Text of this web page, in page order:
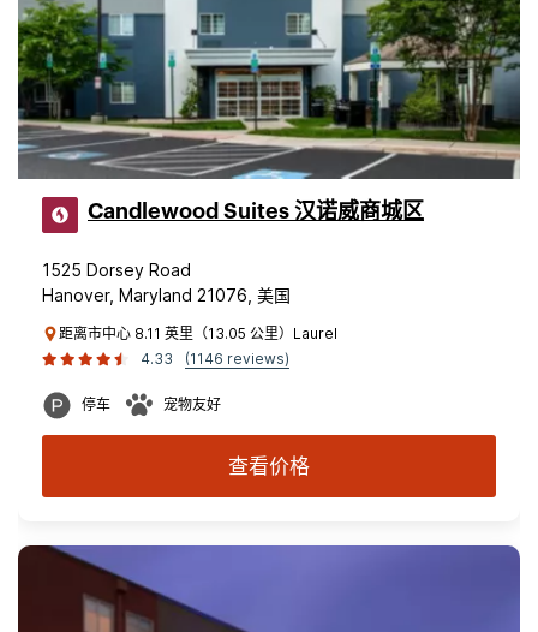
Candlewood Suites 汉诺威商城区
1525 Dorsey Road
Hanover, Maryland 21076, 美国
距离市中心 8.11 英里（13.05 公里）Laurel
4.33
(1146 reviews)
停车 宠物友好
查看价格